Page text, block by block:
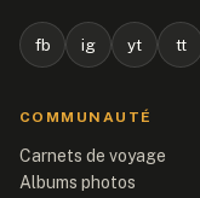
fb ig yt tt
COMMUNAUTÉ
Carnets de voyage
Albums photos